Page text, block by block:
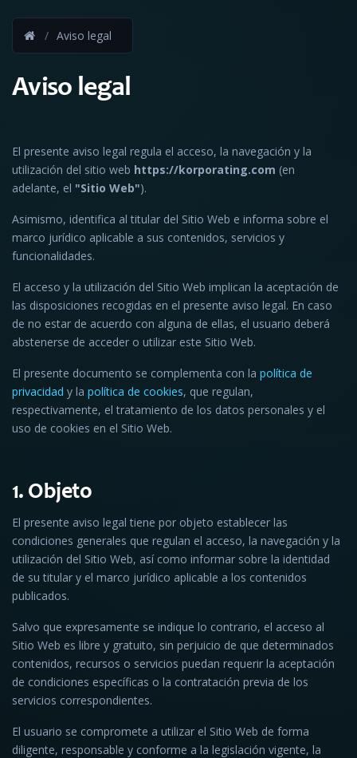
Aviso legal
Aviso legal
El presente aviso legal regula el acceso, la navegación y la
utilización del sitio web https://korporating.com (en
adelante, el "Sitio Web").
Asimismo, identifica al titular del Sitio Web e informa sobre el
marco jurídico aplicable a sus contenidos, servicios y
funcionalidades.
El acceso y la utilización del Sitio Web implican la aceptación de
las disposiciones recogidas en el presente aviso legal. En caso
de no estar de acuerdo con alguna de ellas, el usuario deberá
abstenerse de acceder o utilizar este Sitio Web.
El presente documento se complementa con la política de
privacidad y la política de cookies, que regulan,
respectivamente, el tratamiento de los datos personales y el
uso de cookies en el Sitio Web.
1. Objeto
El presente aviso legal tiene por objeto establecer las
condiciones generales que regulan el acceso, la navegación y la
utilización del Sitio Web, así como informar sobre la identidad
de su titular y el marco jurídico aplicable a los contenidos
publicados.
Salvo que expresamente se indique lo contrario, el acceso al
Sitio Web es libre y gratuito, sin perjuicio de que determinados
contenidos, recursos o servicios puedan requerir la aceptación
de condiciones específicas o la contratación previa de los
servicios correspondientes.
El usuario se compromete a utilizar el Sitio Web de forma
diligente, responsable y conforme a la legislación vigente, la